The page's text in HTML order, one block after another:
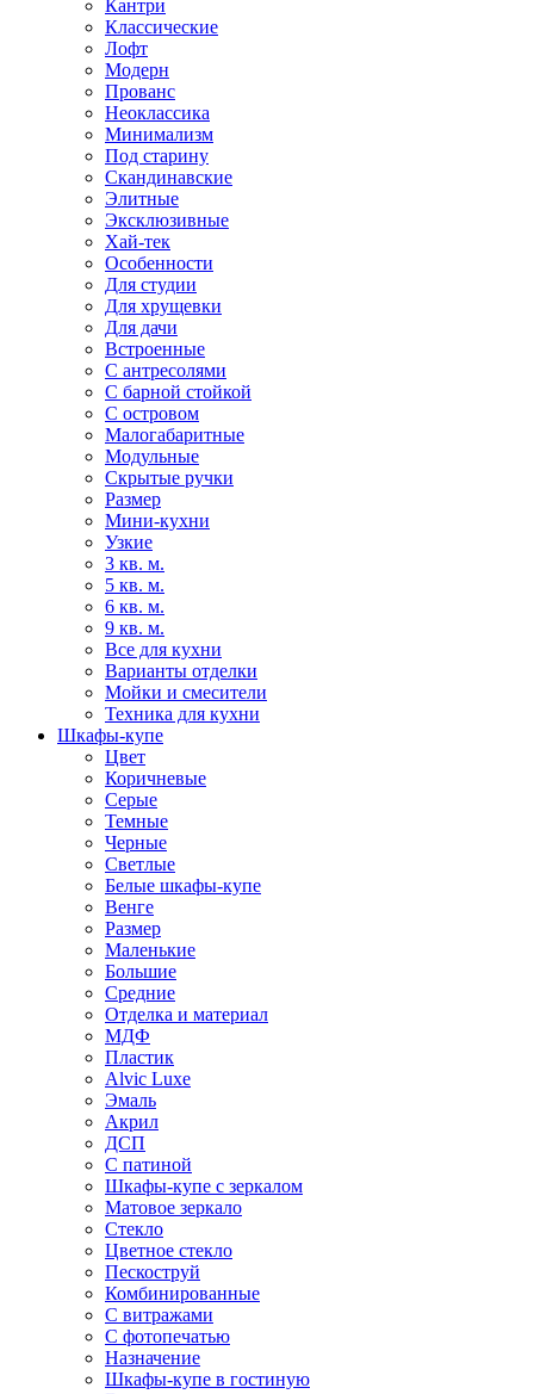
Кантри
Классические
Лофт
Модерн
Прованс
Неоклассика
Минимализм
Под старину
Скандинавские
Элитные
Эксклюзивные
Хай-тек
Особенности
Для студии
Для хрущевки
Для дачи
Встроенные
С антресолями
С барной стойкой
С островом
Малогабаритные
Модульные
Скрытые ручки
Размер
Мини-кухни
Узкие
3 кв. м.
5 кв. м.
6 кв. м.
9 кв. м.
Все для кухни
Варианты отделки
Мойки и смесители
Техника для кухни
Шкафы-купе
Цвет
Коричневые
Серые
Темные
Черные
Светлые
Белые шкафы-купе
Венге
Размер
Маленькие
Большие
Средние
Отделка и материал
МДФ
Пластик
Alvic Luxe
Эмаль
Акрил
ДСП
С патиной
Шкафы-купе с зеркалом
Матовое зеркало
Стекло
Цветное стекло
Пескоструй
Комбинированные
С витражами
С фотопечатью
Назначение
Шкафы-купе в гостиную